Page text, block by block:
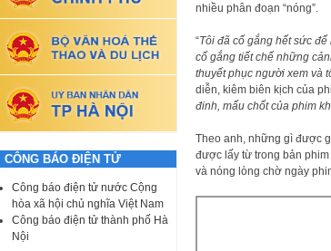
nhiều phân đoạn “nóng”.
“Tôi đã cố gắng hết sức
cố gắng tiết chế những
thuyết phục người xem và
diễn, kiêm biên kịch của
đinh, mấu chốt của phim
Theo anh, những gì được
được lấy từ trong bản
và nóng lòng chờ ngày
CÔNG BÁO ĐIỆN TỬ
Công báo điện tử nước Cộng
hòa xã hội chủ nghĩa Việt Nam
Công báo điện tử thành phố Hà
Nội